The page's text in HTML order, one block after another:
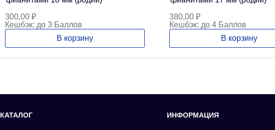
300,00 ₽
Кешбэк: до 3 Баллов
В корзину
380,00 ₽
Кешбэк: до 4 Баллов
В корзину
КАТАЛОГ ИНФОРМАЦИЯ